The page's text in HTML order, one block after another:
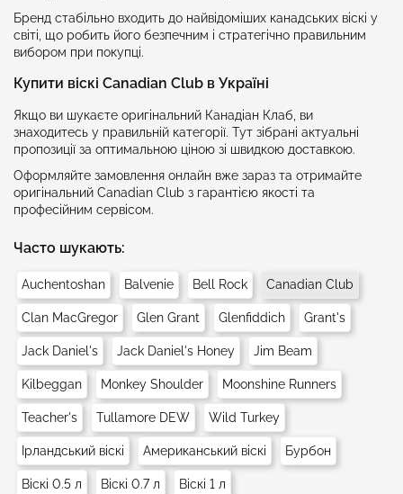
Бренд стабільно входить до найвідоміших канадських віскі у
світі, що робить його безпечним і стратегічно правильним
вибором при покупці.
Купити віскі Canadian Club в Україні
Якщо ви шукаєте оригінальний Канадіан Клаб, ви
знаходитесь у правильній категорії. Тут зібрані актуальні
пропозиції за оптимальною ціною зі швидкою доставкою.
Оформляйте замовлення онлайн вже зараз та отримайте
оригінальний Canadian Club з гарантією якості та
професійним сервісом.
Часто шукають:
Auchentoshan Balvenie Bell Rock Canadian Club
Clan MacGregor Glen Grant Glenfiddich Grant's
Jack Daniel's Jack Daniel's Honey Jim Beam
Kilbeggan Monkey Shoulder Moonshine Runners
Teacher's Tullamore DEW Wild Turkey
Ірландський віскі Американський віскі Бурбон
Віскі 0.5 л Віскі 0.7 л Віскі 1 л